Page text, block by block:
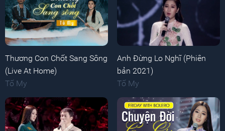
Thương Con Chốt Sang Sông
(Live At Home)
Tố My
Anh Đừng Lo Nghĩ (Phiên
bản 2021)
Tố My